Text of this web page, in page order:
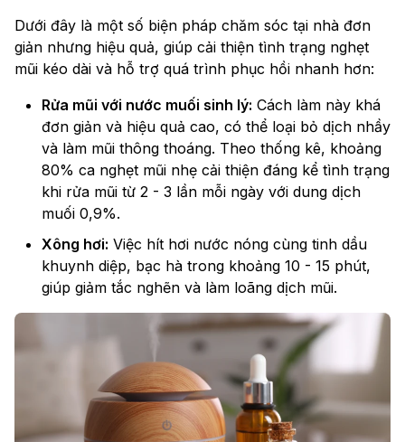
Dưới đây là một số biện pháp chăm sóc tại nhà đơn
giản nhưng hiệu quả, giúp cải thiện tình trạng nghẹt
mũi kéo dài và hỗ trợ quá trình phục hồi nhanh hơn:
Rửa mũi với nước muối sinh lý: Cách làm này khá
đơn giản và hiệu quả cao, có thể loại bỏ dịch nhầy
và làm mũi thông thoáng. Theo thống kê, khoảng
80% ca nghẹt mũi nhẹ cải thiện đáng kể tình trạng
khi rửa mũi từ 2 - 3 lần mỗi ngày với dung dịch
muối 0,9%.
Xông hơi: Việc hít hơi nước nóng cùng tinh dầu
khuynh diệp, bạc hà trong khoảng 10 - 15 phút,
giúp giảm tắc nghẽn và làm loãng dịch mũi.